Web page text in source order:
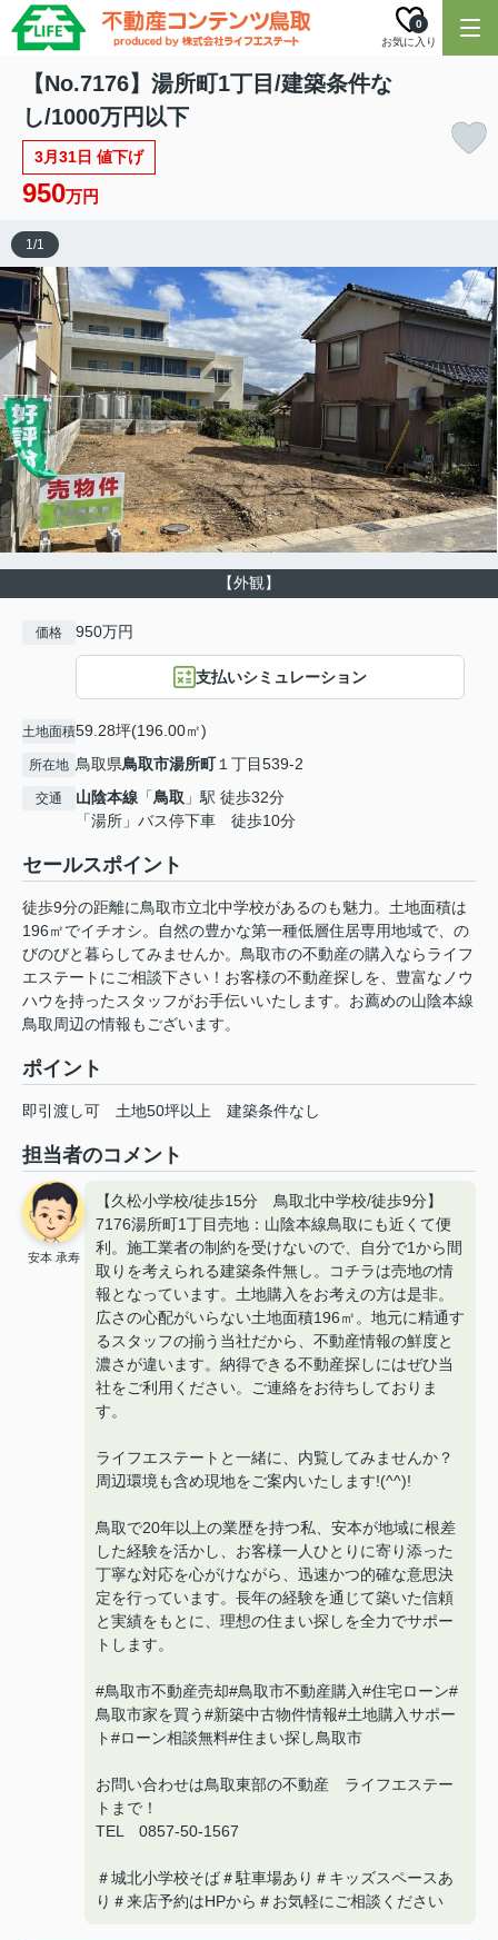
お気に入り
0
【No.7176】湯所町1丁目/建築条件な
し/1000万円以下
3月31日 値下げ
950万円
【外観】
1/1
価格 950万円
支払いシミュレーション
土地面積59.28坪(196.00㎡)
所在地 鳥取県鳥取市湯所町１丁目539-2
交通 山陰本線 「鳥取 」駅 徒歩32分
「湯所」バス停下車 徒歩10分
セールスポイント
徒歩9分の距離に鳥取市立北中学校があるのも魅力。土地面積は
196㎡でイチオシ。自然の豊かな第一種低層住居専用地域で、の
びのびと暮らしてみませんか。鳥取市の不動産の購入ならライフ
エステートにご相談下さい！お客様の不動産探しを、豊富なノウ
ハウを持ったスタッフがお手伝いいたします。お薦めの山陰本線
鳥取周辺の情報もございます。
ポイント
即引渡し可 土地50坪以上 建築条件なし
担当者のコメント
安本 承寿
【久松小学校/徒歩15分 鳥取北中学校/徒歩9分】
7176湯所町1丁目売地：山陰本線鳥取にも近くて便
利。施工業者の制約を受けないので、自分で1から間
取りを考えられる建築条件無し。コチラは売地の情
報となっています。土地購入をお考えの方は是非。
広さの心配がいらない土地面積196㎡。地元に精通す
るスタッフの揃う当社だから、不動産情報の鮮度と
濃さが違います。納得できる不動産探しにはぜひ当
社をご利用ください。ご連絡をお待ちしておりま
す。
ライフエステートと一緒に、内覧してみませんか？
周辺環境も含め現地をご案内いたします!(^^)!
鳥取で20年以上の業歴を持つ私、安本が地域に根差
した経験を活かし、お客様一人ひとりに寄り添った
丁寧な対応を心がけながら、迅速かつ的確な意思決
定を行っています。長年の経験を通じて築いた信頼
と実績をもとに、理想の住まい探しを全力でサポー
トします。
#鳥取市不動産売却#鳥取市不動産購入#住宅ローン#
鳥取市家を買う#新築中古物件情報#土地購入サポー
ト#ローン相談無料#住まい探し鳥取市
お問い合わせは鳥取東部の不動産 ライフエステー
トまで！
TEL 0857-50-1567
＃城北小学校そば＃駐車場あり＃キッズスペースあ
り＃来店予約はHPから＃お気軽にご相談ください